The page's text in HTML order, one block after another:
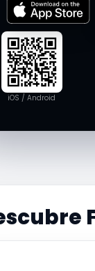
iOS / Android